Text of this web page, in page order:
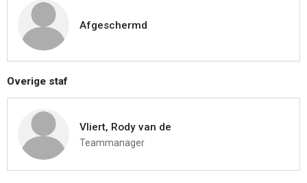
Afgeschermd
Overige staf
Vliert, Rody van de
Teammanager